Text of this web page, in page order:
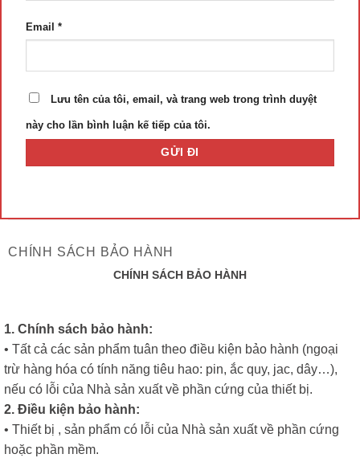
Email *
Lưu tên của tôi, email, và trang web trong trình duyệt
này cho lần bình luận kế tiếp của tôi.
CHÍNH SÁCH BẢO HÀNH
CHÍNH SÁCH BẢO HÀNH
1. Chính sách bảo hành:
• Tất cả các sản phẩm tuân theo điều kiện bảo hành (ngoại
trừ hàng hóa có tính năng tiêu hao: pin, ắc quy, jac, dây…),
nếu có lỗi của Nhà sản xuất về phần cứng của thiết bị.
2. Điều kiện bảo hành:
• Thiết bị , sản phẩm có lỗi của Nhà sản xuất về phần cứng
hoặc phần mềm.